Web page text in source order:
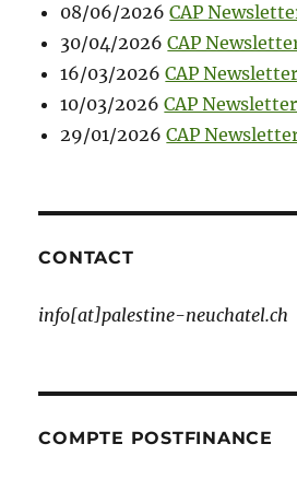
08/06/2026 CAP
30/04/2026 CAP
16/03/2026 CAP
10/03/2026 CAP
29/01/2026 CAP
CONTACT
info[at]palestine-neuchatel.ch
COMPTE POSTFINANCE